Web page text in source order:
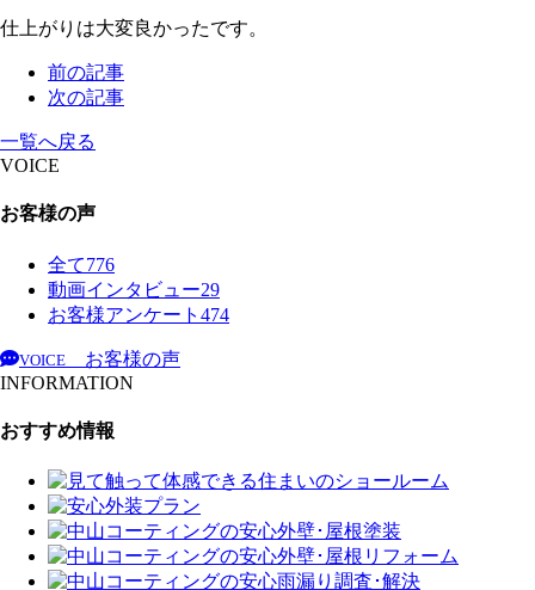
仕上がりは大変良かったです。
前の記事
次の記事
一覧へ戻る
VOICE
お客様の声
全て776
動画インタビュー29
お客様アンケート 474
VOICE
お客様の声
INFORMATION
おすすめ情報